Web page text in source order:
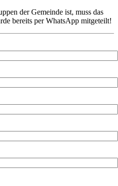
der Gemeinde ist, muss das
bereits per WhatsApp mitgeteilt!